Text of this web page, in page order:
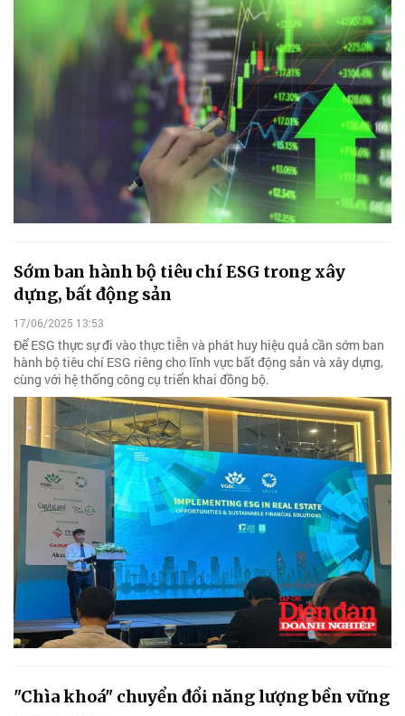
Sớm ban hành bộ tiêu chí ESG trong xây
dựng, bất động sản
17/06/2025 13:53
Để ESG thực sự đi vào thực tiễn và phát huy hiệu quả cần sớm ban
hành bộ tiêu chí ESG riêng cho lĩnh vực bất động sản và xây dựng,
cùng với hệ thống công cụ triển khai đồng bộ.
"Chìa khoá" chuyển đổi năng lượng bền vững